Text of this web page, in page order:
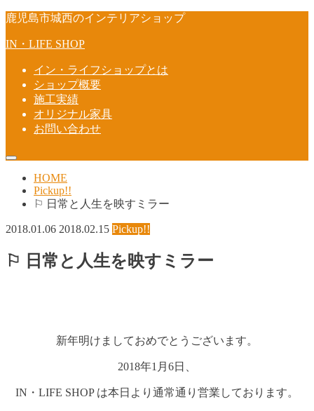
鹿児島市城西のインテリアショップ
IN・LIFE SHOP
イン・ライフショップとは
ショップ概要
施工実績
オリジナル家具
お問い合わせ
HOME
Pickup!!
⚐ 日常と人生を映すミラー
2018.01.06 2018.02.15 Pickup!!
⚐ 日常と人生を映すミラー
新年明けましておめでとうございます。
2018年1月6日、
IN・LIFE SHOP は本日より通常通り営業しております。